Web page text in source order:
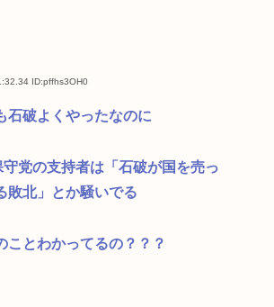
ID:pffhs3OH0
石破よくやったなのに
党の支持者は「石破が国を売っ
敗北」とか騒いでる
ことわかってるの？？？